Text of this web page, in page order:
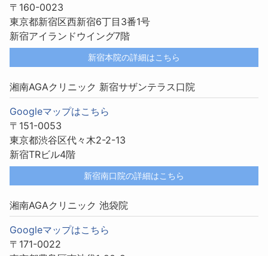
〒160-0023
東京都新宿区西新宿6丁目3番1号
新宿アイランドウイング7階
新宿本院の詳細はこちら
湘南AGAクリニック 新宿サザンテラス口院
Googleマップはこちら
〒151-0053
東京都渋谷区代々木2-2-13
新宿TRビル4階
新宿南口院の詳細はこちら
湘南AGAクリニック 池袋院
Googleマップはこちら
〒171-0022